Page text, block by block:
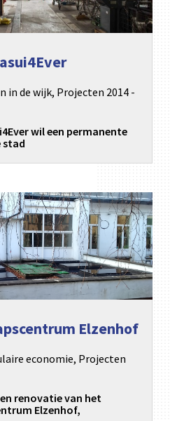
in de wijk, Projecten 2014 -
wil een permanente
stad
Elzenhof
economie, Projecten
renovatie van het
Elzenhof,